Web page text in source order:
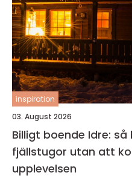
inspiration
03. August 2026
Billigt boende Idre:
fjällstugor utan att
upplevelsen